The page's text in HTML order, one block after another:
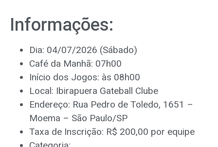
Informações:
Dia: 04/07/2026 (Sábado)
Café da Manhã: 07h00
Início dos Jogos: às 08h00
Local: Ibirapuera Gateball Clube
Endereço: Rua Pedro de Toledo, 1651 –
Moema – São Paulo/SP
Taxa de Inscrição: R$ 200,00 por equipe